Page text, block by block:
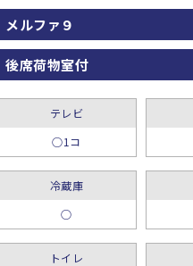
メルファ９
後席荷物室付
テレビ
○1コ
冷蔵庫
○
トイレ